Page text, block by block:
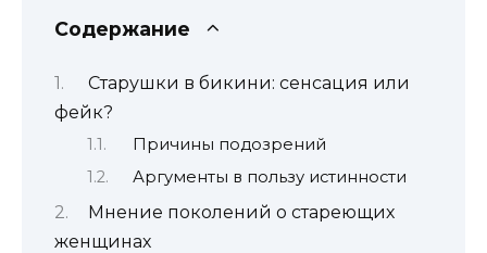
Содержание
Старушки в бикини: сенсация или
фейк?
Причины подозрений
Аргументы в пользу истинности
Мнение поколений о стареющих
женщинах